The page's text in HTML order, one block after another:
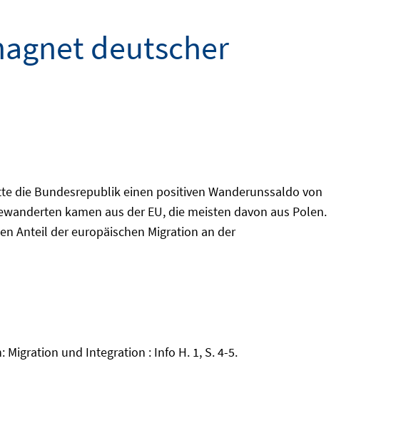
deutscher
die Bundesrepublik einen positiven Wanderunssaldo von
kamen aus der EU, die meisten davon aus Polen.
Anteil der europäischen Migration an der
und Integration : Info H. 1, S. 4-5.